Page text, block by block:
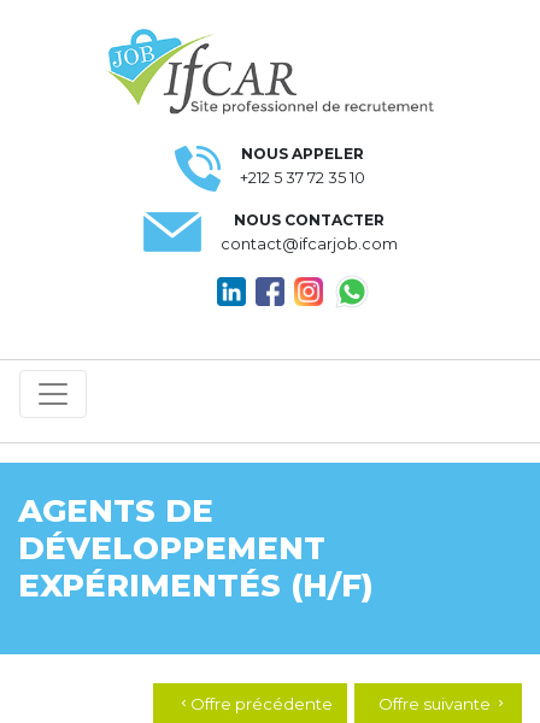
NOUS APPELER
+212 5 37 72 35 10
NOUS CONTACTER
contact@ifcarjob.com
AGENTS DE
DÉVELOPPEMENT
EXPÉRIMENTÉS (H/F)
Offre suivante chevron_right
chevron_left Offre précédente